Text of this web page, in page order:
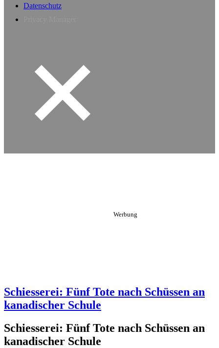
Datenschutz
Schiesserei: Fünf Tote nach Schüssen an
kanadischer Schule
Schiesserei: Fünf Tote nach Schüssen an
kanadischer Schule